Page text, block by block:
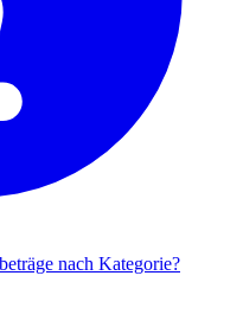
nach Kategorie?